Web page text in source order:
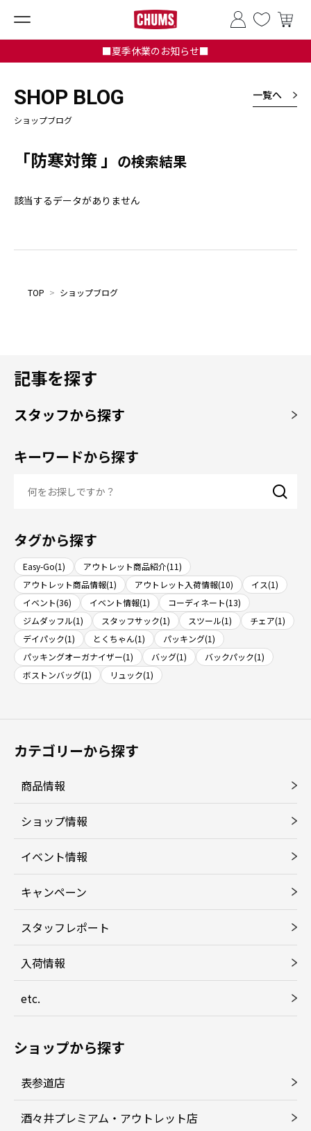
■夏季休業のお知らせ■
SHOP BLOG
ショップブログ
一覧へ
「防寒対策 」 の検索結果
該当するデータがありません
TOP > ショップブログ
記事を探す
スタッフから探す
キーワードから探す
タグから探す
Easy-Go(1)
アウトレット商品紹介(11)
アウトレット商品情報(1)
アウトレット入荷情報(10)
イス(1)
イベント(36)
イベント情報(1)
コーディネート(13)
ジムダッフル(1)
スタッフサック(1) スツール(1)
チェア(1)
デイパック(1)
とくちゃん(1)
パッキング(1)
パッキングオーガナイザー(1)
バッグ(1)
バックパック(1)
ボストンバッグ(1)
リュック(1)
カテゴリーから探す
商品情報
ショップ情報
イベント情報
キャンペーン
スタッフレポート
入荷情報
etc.
ショップから探す
表参道店
酒々井プレミアム・アウトレット店